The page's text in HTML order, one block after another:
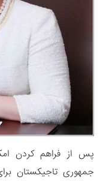
پس از فراهم کردن
جمهوری تاجیکستان